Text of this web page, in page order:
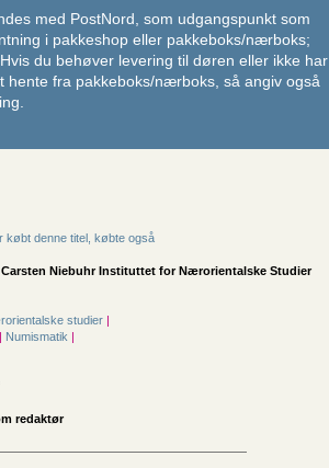
med PostNord, som udgangspunkt som
i pakkeshop eller pakkeboks/nærboks;
du behøver levering til døren eller ikke har
hente fra pakkeboks/nærboks, så angiv også
købt denne titel, købte også
Carsten Niebuhr Instituttet for Nærorientalske Studier
studier |
Numismatik |
redaktør